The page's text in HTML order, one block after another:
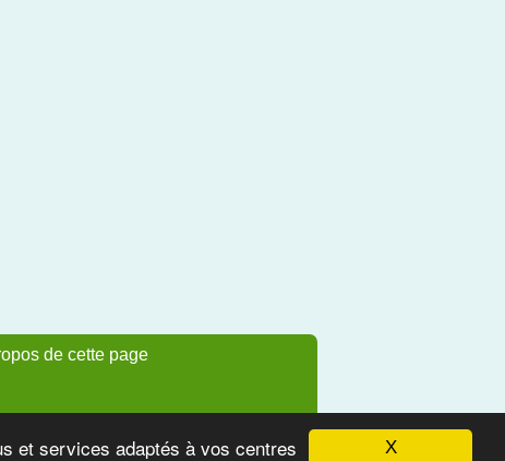
X
et services adaptés à vos centres
de cette page